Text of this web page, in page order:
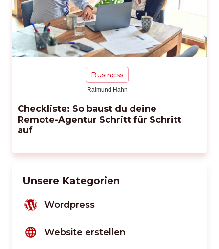
Business
Raimund Hahn
Checkliste: So baust du deine
Remote-Agentur Schritt für Schritt
auf
Unsere Kategorien
Wordpress
Website erstellen